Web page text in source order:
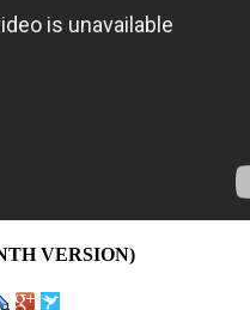
VERSION)